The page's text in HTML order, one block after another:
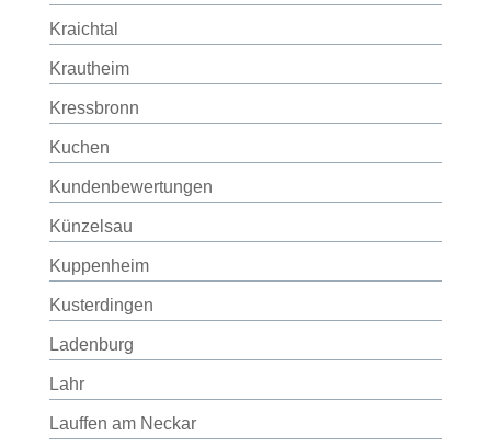
Kraichtal
Krautheim
Kressbronn
Kuchen
Kundenbewertungen
Künzelsau
Kuppenheim
Kusterdingen
Ladenburg
Lahr
Lauffen am Neckar